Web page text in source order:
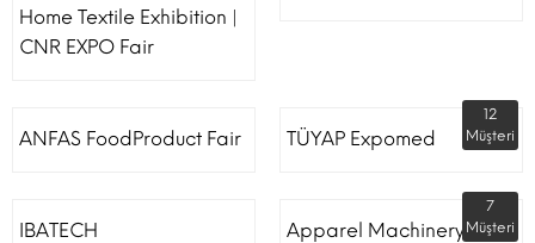
Home Textile Exhibition |
CNR EXPO Fair
ANFAS FoodProduct Fair TÜYAP Expomed
12
Müşteri
IBATECH Apparel Machinery Fair
7
Müşteri